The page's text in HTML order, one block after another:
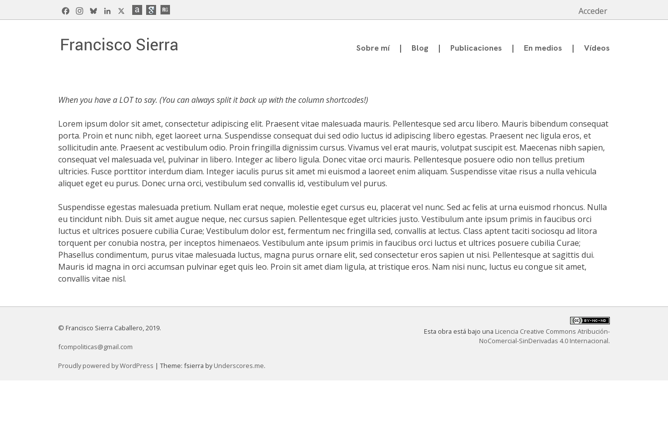
to
FacebookInstagram
BlueskyLinkedIn Acceder
Sobre mí Blog Publicaciones En medios Vídeos
When you have a LOT to say. (You can always split it back up with the column shortcodes!)
Lorem ipsum dolor sit amet, consectetur adipiscing elit. Praesent vitae malesuada mauris. Pellentesque sed arcu libero. Mauris bibendum consequat
porta. Proin et nunc nibh, eget laoreet urna. Suspendisse consequat dui sed odio luctus id adipiscing libero egestas. Praesent nec ligula eros, et
sollicitudin ante. Praesent ac vestibulum odio. Proin fringilla dignissim cursus. Vivamus vel erat mauris, volutpat suscipit est. Maecenas nibh sapien,
consequat vel malesuada vel, pulvinar in libero. Integer ac libero ligula. Donec vitae orci mauris. Pellentesque posuere odio non tellus pretium
ultricies. Fusce porttitor interdum diam. Integer iaculis purus sit amet mi euismod a laoreet enim aliquam. Suspendisse vitae risus a nulla vehicula
aliquet eget eu purus. Donec urna orci, vestibulum sed convallis id, vestibulum vel purus.
Suspendisse egestas malesuada pretium. Nullam erat neque, molestie eget cursus eu, placerat vel nunc. Sed ac felis at urna euismod rhoncus. Nulla
eu tincidunt nibh. Duis sit amet augue neque, nec cursus sapien. Pellentesque eget ultricies justo. Vestibulum ante ipsum primis in faucibus orci
luctus et ultrices posuere cubilia Curae; Vestibulum dolor est, fermentum nec fringilla sed, convallis at lectus. Class aptent taciti sociosqu ad litora
torquent per conubia nostra, per inceptos himenaeos. Vestibulum ante ipsum primis in faucibus orci luctus et ultrices posuere cubilia Curae;
Phasellus condimentum, purus vitae malesuada luctus, magna purus ornare elit, sed consectetur eros sapien ut nisi. Pellentesque at sagittis dui.
Mauris id magna in orci accumsan pulvinar eget quis leo. Proin sit amet diam ligula, at tristique eros. Nam nisi nunc, luctus eu congue sit amet,
convallis vitae nisl.
© Francisco Sierra Caballero, 2019.
fcompoliticas@gmail.com
Esta obra está bajo una Licencia Creative Commons Atribución-
NoComercial-SinDerivadas 4.0 Internacional.
Proudly powered by WordPress | Theme: fsierra byUnderscores.me.